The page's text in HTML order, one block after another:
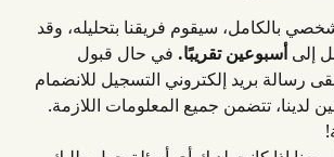
بالكامل، سيقوم فريقنا بتحليله، وقد
إلى أسبوعين تقريبًا. في حال قبول
رسالة بريد إلكتروني التسجيل للانضمام
لدينا، تتضمن جميع المعلومات اللازمة.